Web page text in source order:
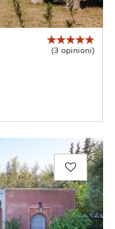
(3 opinioni)